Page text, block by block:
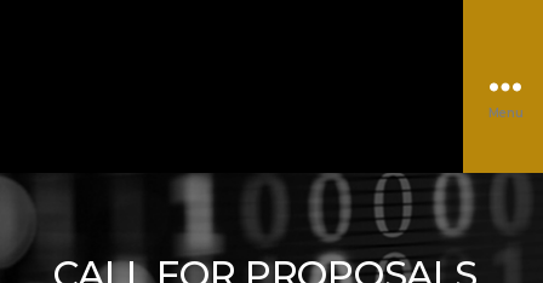
Menu
Kategórie